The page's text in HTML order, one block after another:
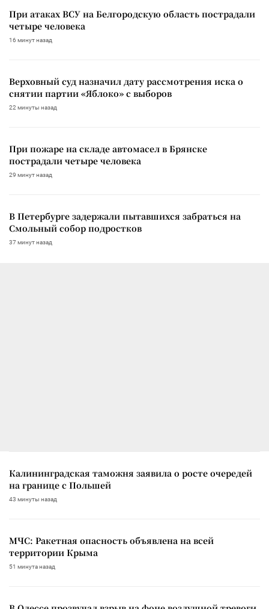
При атаках ВСУ на Белгородскую область пострадали
четыре человека
16 минут назад
Верховный суд назначил дату рассмотрения иска о
снятии партии «Яблоко» с выборов
22 минуты назад
При пожаре на складе автомасел в Брянске
пострадали четыре человека
29 минут назад
В Петербурге задержали пытавшихся забраться на
Смольный собор подростков
37 минут назад
Калининградская таможня заявила о росте очередей
на границе с Польшей
43 минуты назад
МЧС: Ракетная опасность объявлена на всей
территории Крыма
51 минута назад